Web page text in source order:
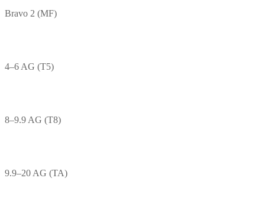
Bravo 2 (MF)
4–6 AG (T5)
8–9.9 AG (T8)
9.9–20 AG (TA)